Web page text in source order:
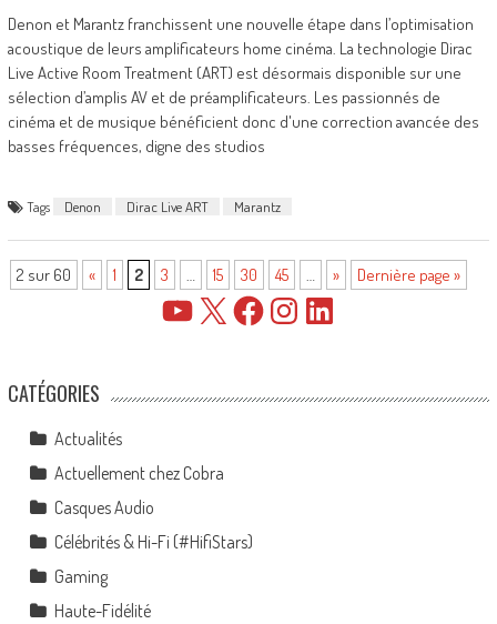
Denon et Marantz franchissent une nouvelle étape dans l’optimisation
acoustique de leurs amplificateurs home cinéma. La technologie Dirac
Live Active Room Treatment (ART) est désormais disponible sur une
sélection d’amplis AV et de préamplificateurs. Les passionnés de
cinéma et de musique bénéficient donc d'une correction avancée des
basses fréquences, digne des studios
Tags Denon Dirac Live ART Marantz
2 sur 60 « 1 2 3 … 15 30 45 … » Dernière page »
YouTube FacebookInstagramLinkedIn
CATÉGORIES
Actualités
Actuellement chez Cobra
Casques Audio
Célébrités & Hi-Fi (#HifiStars)
Gaming
Haute-Fidélité